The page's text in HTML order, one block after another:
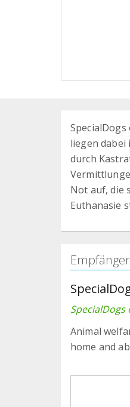
liegen dabei
durch
Not auf, die
Euthanasie
SpecialDogs
Animal
home and